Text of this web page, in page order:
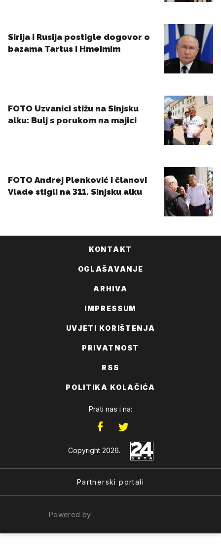
KONTAKT
OGLAŠAVANJE
ARHIVA
IMPRESSUM
UVJETI KORIŠTENJA
PRIVATNOST
RSS
POLITIKA KOLAČIĆA
Prati nas i na:
Copyright 2026.
Partnerski portali
Powered by: